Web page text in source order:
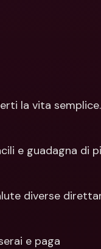
e
delle spese
Bancari internazionali
estere
la vita
e guadagna di
diverse
e paga